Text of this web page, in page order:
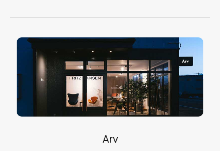
Arv